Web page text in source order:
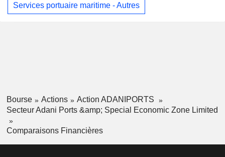
Services portuaire maritime - Autres
Bourse Actions
Action ADANIPORTS
Secteur Adani Ports &amp; Special Economic Zone Limited
Comparaisons Financières